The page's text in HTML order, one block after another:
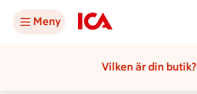
Meny
Vilken är din butik?